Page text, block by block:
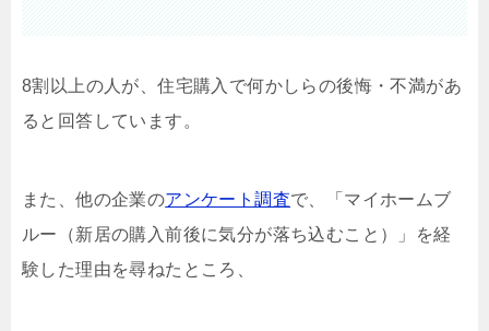
8割以上の人が、住宅購入で何かしらの後悔・不満があ
ると回答しています。
また、他の企業のアンケート調査で、「マイホームブ
ルー（新居の購入前後に気分が落ち込むこと）」を経
験した理由を尋ねたところ、